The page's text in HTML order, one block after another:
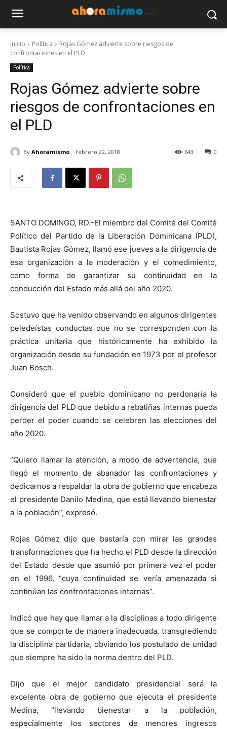
Inicio Política
Rojas Gómez advierte sobre riesgos de
confrontaciones en el PLD
Política
Rojas Gómez advierte sobre
riesgos de confrontaciones en
el PLD
By Ahoramismo febrero 22, 2018 0
643
SANTO DOMINGO, RD.-El miembro del Comité del Comité
Político del Partido de la Liberación Dominicana (PLD),
Bautista Rojas Gómez, llamó ese jueves a la dirigencia de
esa organización a la moderación y el comedimiento,
como forma de garantizar su continuidad en la
conducción del Estado más allá del año 2020.
Sostuvo que ha venido observando en algunos dirigentes
peledeístas conductas que no se corresponden con la
práctica unitaria que históricamente ha exhibido la
organización desde su fundación en 1973 por el profesor
Juan Bosch.
Consideró que el pueblo dominicano no perdonaría la
dirigencia del PLD que debido a rebatiñas internas pueda
perder el poder cuando se celebren las elecciones del
año 2020.
“Quiero llamar la atención, a modo de advertencia, que
llegó el momento de abanador las confrontaciones y
dedicarnos a respaldar la obra de gobierno que encabeza
el presidente Danilo Medina, que está llevando bienestar
a la población”, expresó.
Rojas Gómez dijo que bastaría con mirar las grandes
transformaciones que ha hecho el PLD desde la dirección
del Estado desde que asumió por primera vez el poder
en el 1996, “cuya continuidad se vería amenazada si
continúan las confrontaciones internas”.
Indicó que hay que llamar a la disciplinas a todo dirigente
que se comporte de manera inadecuada, transgrediendo
la disciplina partidaria, obviando los postulado de unidad
que siempre ha sido la norma dentro del PLD.
Dijo que el mejor candidato presidencial será la
excelente obra de gobierno que ejecuta el presidente
Medina, “llevando bienestar a la población,
especialmente los sectores de menores ingresos